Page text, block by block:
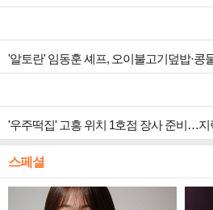
'알토란' 임동훈 셰프, 오이불고기덮밥·콩
'우주떡집' 고흥 위치 1호점 장사 준비…지
스페셜